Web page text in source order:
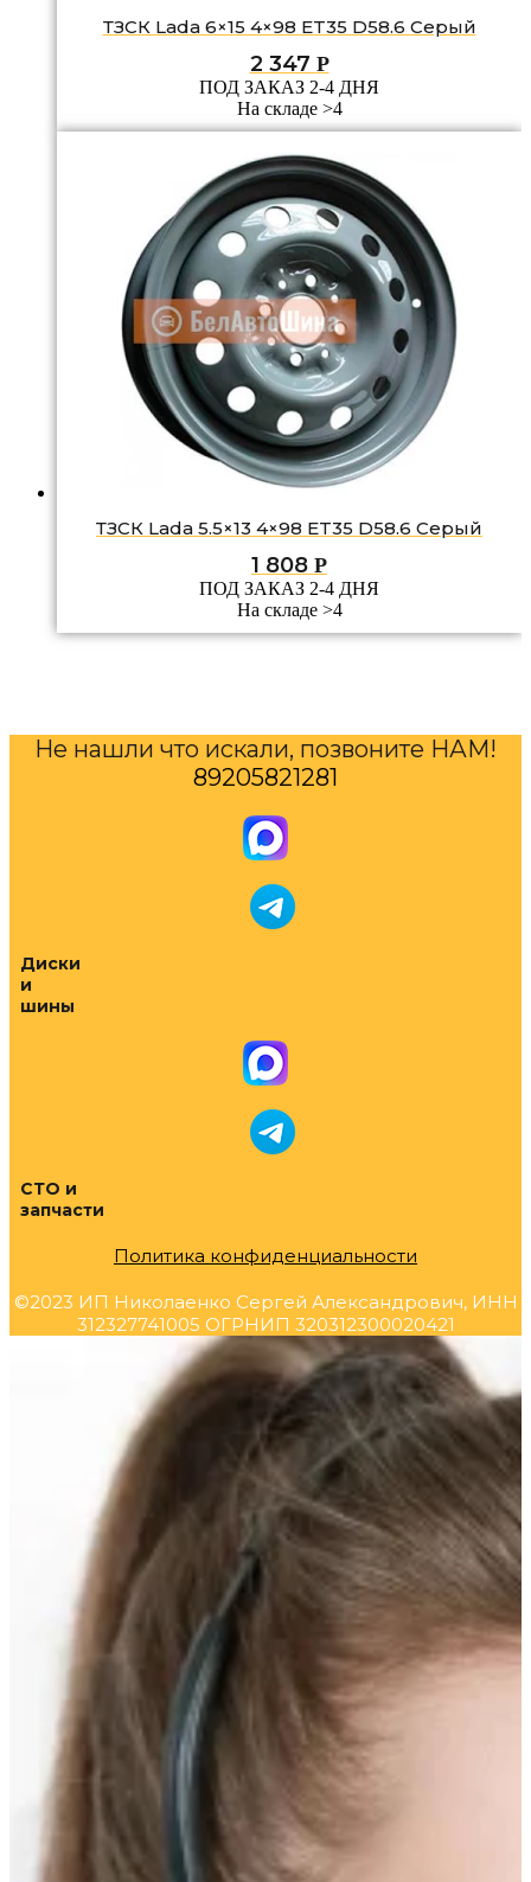
ТЗСК Lada 6×15 4×98 ET35 D58.6 Серый
2 347 Р
ПОД ЗАКАЗ 2-4 ДНЯ
На складе >4
ТЗСК Lada 5.5×13 4×98 ET35 D58.6 Серый
1 808 Р
ПОД ЗАКАЗ 2-4 ДНЯ
На складе >4
Не нашли что искали, позвоните НАМ!
89205821281
Диски
и
шины
СТО и
запчасти
Политика конфиденциальности
©2023 ИП Николаенко Сергей Александрович, ИНН
312327741005 ОГРНИП 320312300020421